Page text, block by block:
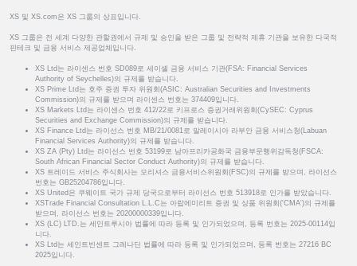
XS 및 XS.com은 XS 그룹의 상표입니다.
XS 그룹은 전 세계 다양한 관할권에서 규제 및 승인을 받은 그룹 및 전략적 제휴 기관을 보유한 다국적
핀테크 및 금융 서비스 제공업체입니다.
XS Ltd는 라이센스 번호 SD089로 세이셸 금융 서비스 기관(FSA: Financial Services
Authority of Seychelles)의 규제를 받습니다.
XS Prime Ltd는 호주 증권 투자 위원회(ASIC: Australian Securities and Investments
Commission)의 규제를 받으며 라이센스 번호는 374409입니다.
XS Markets Ltd는 라이센스 번호 412/22로 키프로스 증권거래위원회(CySEC: Cyprus
Securities and Exchange Commission)의 규제를 받습니다.
XS Finance Ltd는 라이선스 번호 MB/21/0081로 말레이시아 라부안 금융 서비스청(Labuan
Financial Services Authority)의 규제를 받습니다.
XS ZA (Pty) Ltd는 라이선스 번호 53199로 남아프리카공화국 금융부문행위감독청(FSCA:
South African Financial Sector Conduct Authority)의 규제를 받습니다.
XS 트레이드 서비스 주식회사는 모리셔스 금융서비스위원회(FSC)의 규제를 받으며, 라이선스
번호는 GB25204786입니다.
XS United은 쿠웨이트 국가 규제 당국으로부터 라이선스 번호 513918로 인가를 받았습니다.
XSTrade Financial Consultation L.L.C는 아랍에미리트 증권 및 상품 위원회('CMA')의 규제를
받으며, 라이선스 번호는 20200000339입니다.
XS (LC) LTD.는 세인트루시아 법률에 따라 등록 및 인가되었으며, 등록 번호는 2025-00114입
니다.
XS Ltd는 세인트빈센트 그레나딘 법률에 따라 등록 및 인가되었으며, 등록 번호는 27216 BC
2025입니다.